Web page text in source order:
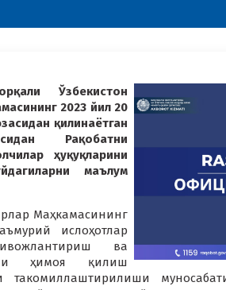
Ўзбекистон
2023 йил 20
қилинаётган
Рақобатни
ҳуқуқларини
маълум
Маҳкамасининг
ислоҳотлар
ва
ҳимоя қилиш
такомиллаштирилиши